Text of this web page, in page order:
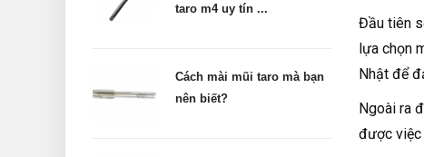
Đầu tiên
lựa chọn
Nhật để
Ngoài ra
được việc
taro m4 uy tín ...
Cách mài mũi taro mà bạn
nên biết?